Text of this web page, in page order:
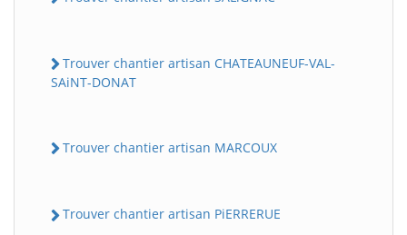
Trouver chantier artisan CHATEAUNEUF-VAL-
SAiNT-DONAT
Trouver chantier artisan MARCOUX
Trouver chantier artisan PiERRERUE